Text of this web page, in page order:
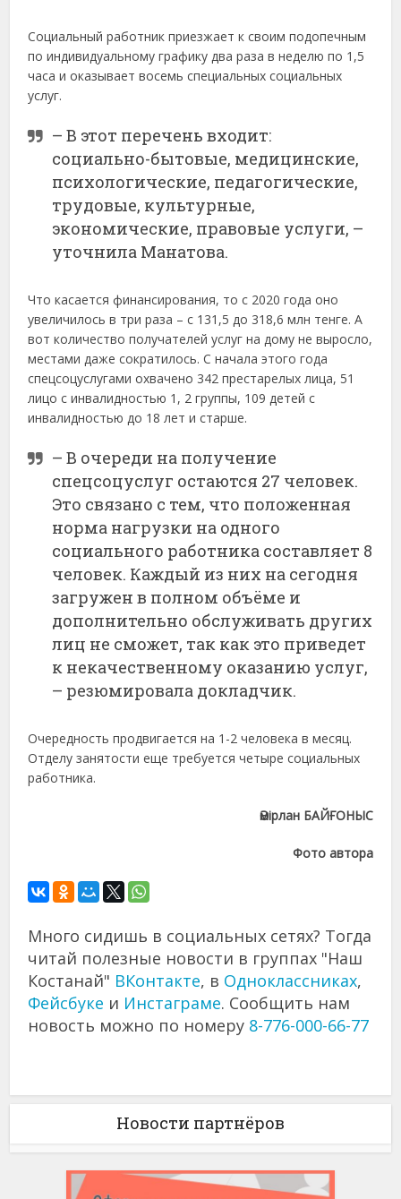
Социальный работник приезжает к своим подопечным
по индивидуальному графику два раза в неделю по 1,5
часа и оказывает восемь специальных социальных
услуг.
– В этот перечень входит:
социально-бытовые, медицинские,
психологические, педагогические,
трудовые, культурные,
экономические, правовые услуги, –
уточнила Манатова.
Что касается финансирования, то с 2020 года оно
увеличилось в три раза – с 131,5 до 318,6 млн тенге. А
вот количество получателей услуг на дому не выросло,
местами даже сократилось. С начала этого года
спецсоцуслугами охвачено 342 престарелых лица, 51
лицо с инвалидностью 1, 2 группы, 109 детей с
инвалидностью до 18 лет и старше.
– В очереди на получение
спецсоцуслуг остаются 27 человек.
Это связано с тем, что положенная
норма нагрузки на одного
социального работника составляет 8
человек. Каждый из них на сегодня
загружен в полном объёме и
дополнительно обслуживать других
лиц не сможет, так как это приведет
к некачественному оказанию услуг,
– резюмировала докладчик.
Очередность продвигается на 1-2 человека в месяц.
Отделу занятости еще требуется четыре социальных
работника.
Әмірлан БАЙҒОНЫС
Фото автора
Много сидишь в социальных сетях? Тогда
читай полезные новости в группах "Наш
Костанай" ВКонтакте, в Одноклассниках,
Фейсбуке и Инстаграме. Сообщить нам
новость можно по номеру 8-776-000-66-77
Новости партнёров